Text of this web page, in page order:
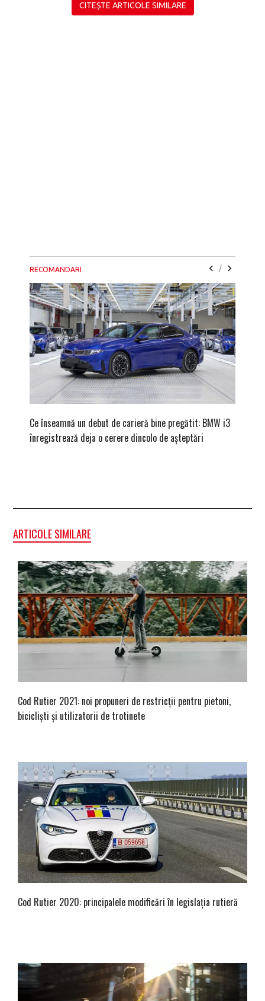
CITEȘTE ARTICOLE SIMILARE
RECOMANDARI /
Ce înseamnă un debut de carieră bine pregătit: BMW i3
înregistrează deja o cerere dincolo de așteptări
ARTICOLE SIMILARE
Cod Rutier 2021: noi propuneri de restricții pentru pietoni,
bicicliști și utilizatorii de trotinete
Cod Rutier 2020: principalele modificări în legislația rutieră